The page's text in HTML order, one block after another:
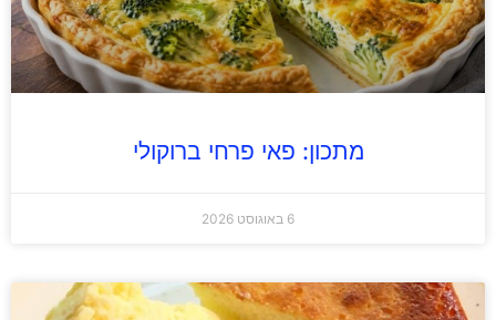
מתכון: פאי פרחי ברוקולי
6 באוגוסט 2026